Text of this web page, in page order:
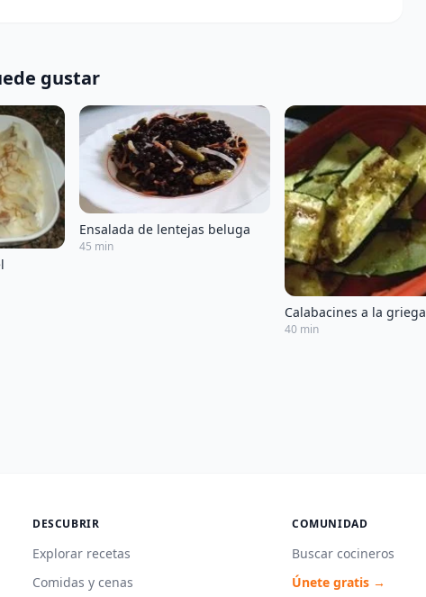
gustar
Ensalada de lentejas beluga
45 min
Calabacines a la griega
40 min
DESCUBRIR
Explorar recetas
Comidas y cenas
COMUNIDAD
Buscar cocineros
Únete gratis →